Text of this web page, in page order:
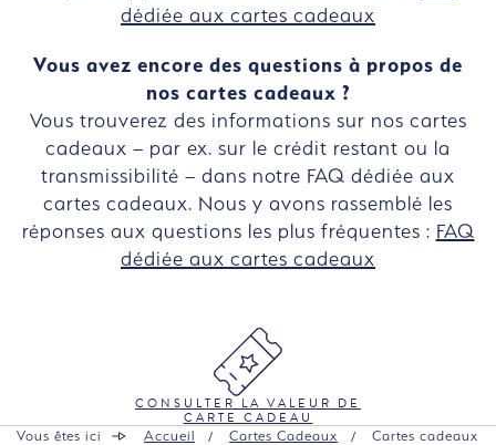
dédiée aux cartes cadeaux
Vous avez encore des questions à propos de
nos cartes cadeaux ?
Vous trouverez des informations sur nos cartes
cadeaux – par ex. sur le crédit restant ou la
transmissibilité – dans notre FAQ dédiée aux
cartes cadeaux. Nous y avons rassemblé les
réponses aux questions les plus fréquentes : FAQ
dédiée aux cartes cadeaux
CONSULTER LA VALEUR DE
CARTE CADEAU
Vous êtes ici Accueil Cartes Cadeaux
Cartes cadeaux